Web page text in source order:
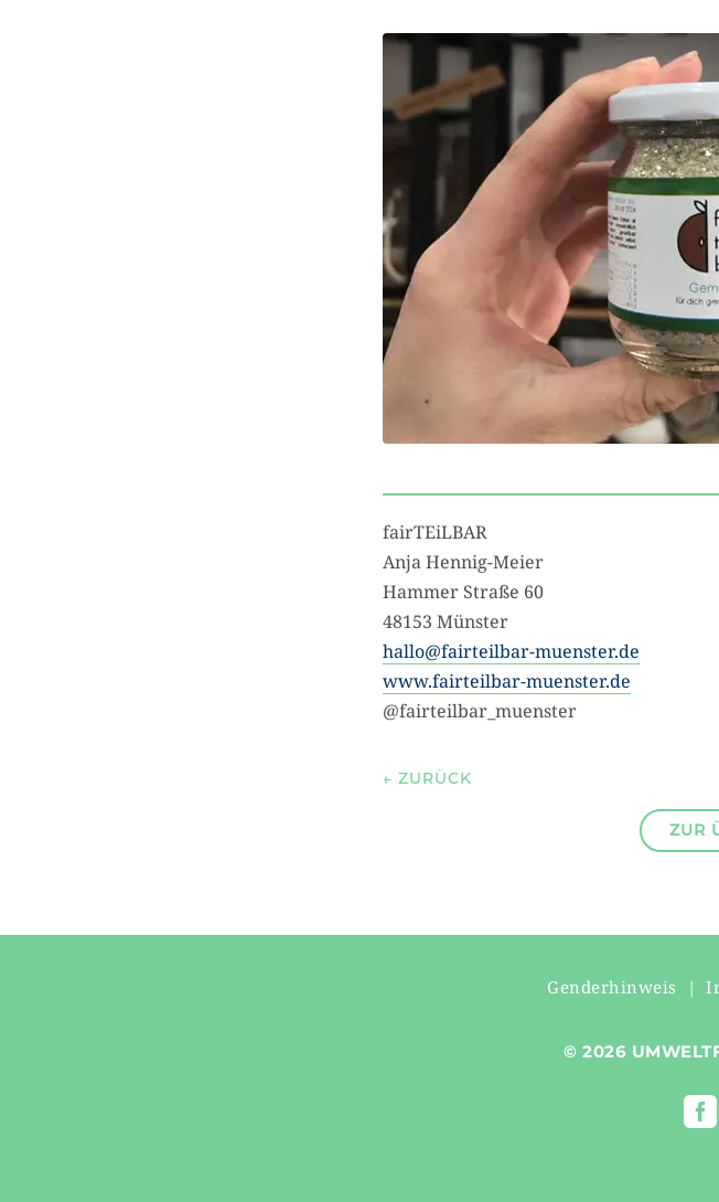
fairTEiLBAR
Anja Hennig-Meier
Hammer Straße 60
48153 Münster
hallo@fairteilbar-muenster.de
www.fairteilbar-muenster.de
@fairteilbar_muenster
← ZURÜCK
ZUR
Genderhinweis |
© 2026
